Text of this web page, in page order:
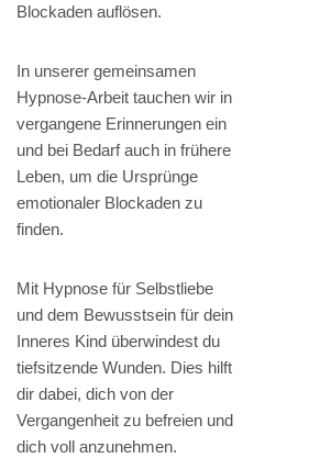
Blockaden auflösen.
In unserer gemeinsamen
Hypnose-Arbeit tauchen wir in
vergangene Erinnerungen ein
und bei Bedarf auch in frühere
Leben, um die Ursprünge
emotionaler Blockaden zu
finden.
Mit Hypnose für Selbstliebe
und dem Bewusstsein für dein
Inneres Kind überwindest du
tiefsitzende Wunden. Dies hilft
dir dabei, dich von der
Vergangenheit zu befreien und
dich voll anzunehmen.